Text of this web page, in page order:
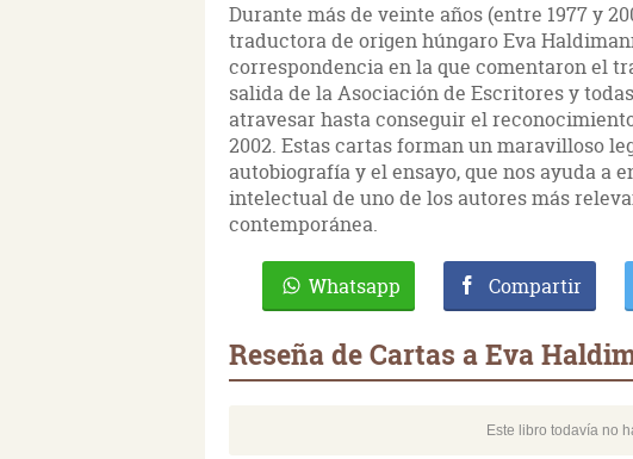
Durante más de veinte años (entre 1977 y
traductora de origen húngaro Eva
correspondencia en la que comentaron el
salida de la Asociación de Escritores y
atravesar hasta conseguir el
2002. Estas cartas forman un maravilloso
autobiografía y el ensayo, que nos ayuda a
intelectual de uno de los autores más
contemporánea.
Whatsapp Compartir
Reseña de Cartas a Eva
Este libro todavía no